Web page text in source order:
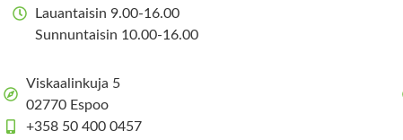
Lauantaisin 9.00-16.00
Sunnuntaisin 10.00-16.00
Viskaalinkuja 5
02770 Espoo
+358 50 400 0457